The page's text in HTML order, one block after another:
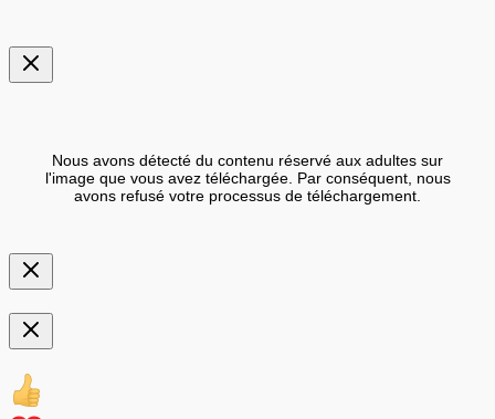
Nous avons détecté du contenu réservé aux adultes sur
l'image que vous avez téléchargée. Par conséquent, nous
avons refusé votre processus de téléchargement.